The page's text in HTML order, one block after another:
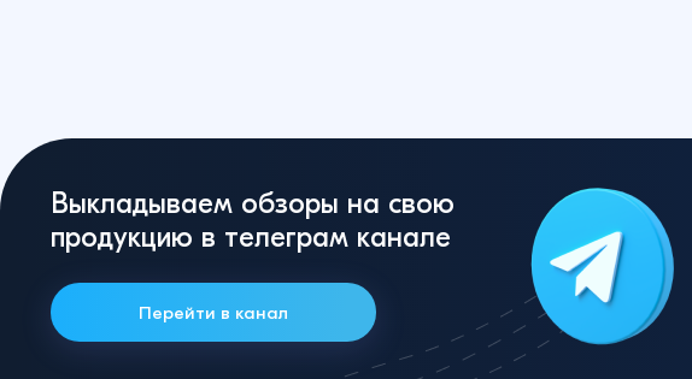
Выкладываем обзоры на свою
продукцию в телеграм канале
Перейти в канал